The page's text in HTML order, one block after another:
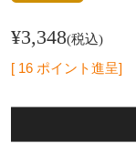
¥3,348 税込
[ 16 ポイント進呈]